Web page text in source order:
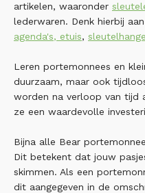
artikelen, waaronder
lederwaren. Denk hierbij aan
agenda's, etuis,
Leren portemonnees en
duurzaam, maar ook
worden na verloop van tijd
ze een waardevolle
Bijna alle Bear
Dit betekent dat jouw
skimmen. Als een
dit aangegeven in de